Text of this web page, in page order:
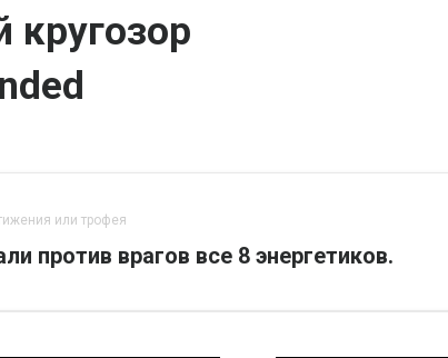
или трофея
против врагов все 8 энергетиков.